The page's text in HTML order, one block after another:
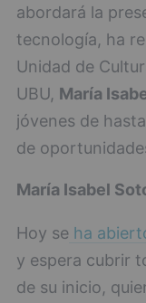
abordará la
tecnología, ha
Unidad de
UBU, María
jóvenes de
de
María Isabel
Hoy se ha
y espera cubrir
de su inicio,